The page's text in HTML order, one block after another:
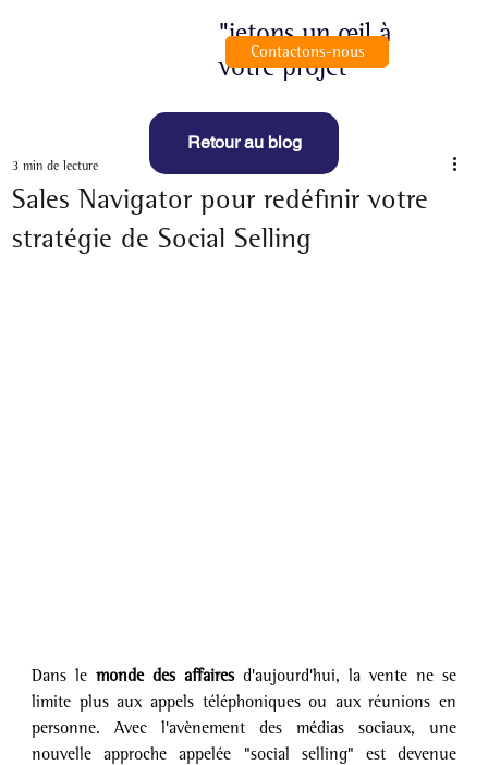
"jetons un œil à
votre projet"
Contactons-nous
Sales Navigator pour redéfinir votre
stratégie de Social Selling
3 min de lecture
Dans le monde des affaires d'aujourd'hui, la vente ne se
limite plus aux appels téléphoniques ou aux réunions en
personne. Avec l'avènement des médias sociaux, une
nouvelle approche appelée "social selling" est devenue
Retour au blog